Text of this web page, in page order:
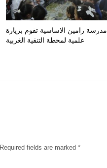
مدرسة رامين الاساسية تقوم بزيارة
علمية لمحطة التنقية الغربية
Required fields are marked *